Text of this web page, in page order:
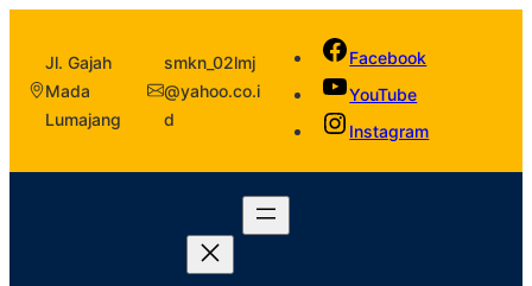
Jl. Gajah
Mada
Lumajang
smkn_02lmj
@yahoo.co.i
d
Facebook
YouTube
Instagram